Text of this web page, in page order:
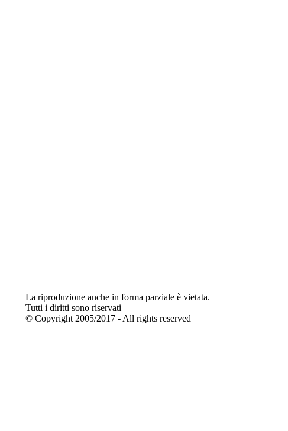
La riproduzione anche in forma parziale è vietata.
Tutti i diritti sono riservati
© Copyright 2005/2017 - All rights reserved